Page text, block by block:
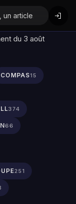
du 3 août
COMPAS15
374
66
251